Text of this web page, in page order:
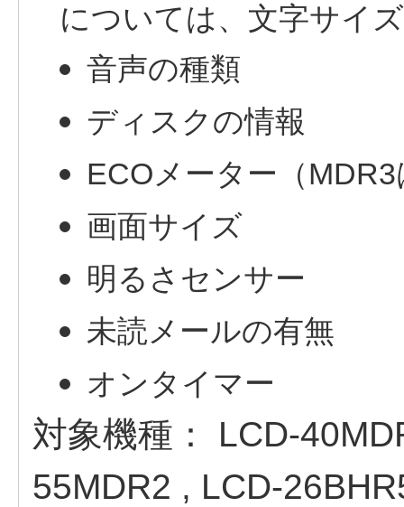
については、文字サイ
音声の種類
ディスクの情報
ECOメーター（
画面サイズ
明るさセンサー
未読メールの有無
オンタイマー
対象機種：
LCD-
55MDR2 , LCD-